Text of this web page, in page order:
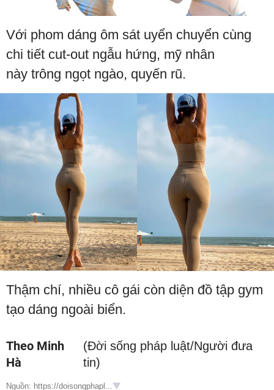
Với phom dáng ôm sát uyển chuyển cùng
chi tiết cut-out ngẫu hứng, mỹ nhân
này trông ngọt ngào, quyến rũ.
Thậm chí, nhiều cô gái còn diện đồ tập gym
tạo dáng ngoài biển.
Theo Minh
Hà
(Đời sống pháp luật/Người đưa
tin)
Nguồn: https://doisongphapl...